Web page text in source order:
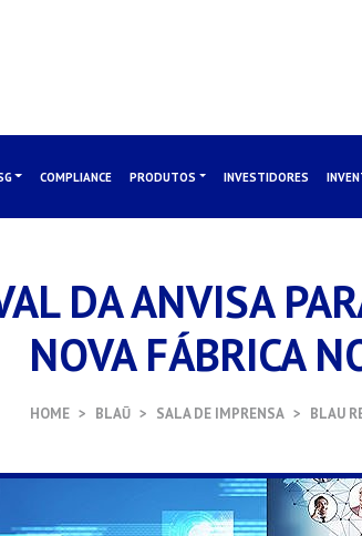
COMPLIANCE PRODUTOS INVESTIDORES
DA ANVISA
NOVA FÁBRICA
HOME BLAŪ SALA DE IMPRENSA BLAU